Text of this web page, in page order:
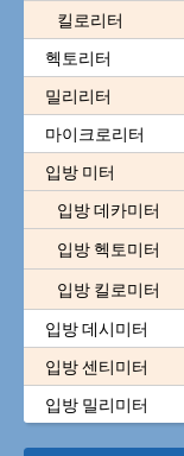
킬로리터
헥토리터
밀리리터
마이크로리터
입방 미터
입방 데카미터
입방 헥토미터
입방 킬로미터
입방 데시미터
입방 센티미터
입방 밀리미터